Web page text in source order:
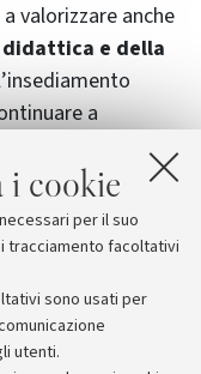
i cookie
per il suo
tracciamento facoltativi
sono usati per
utenti.
valorizzare anche
e della
a
di più
che di
sviluppo del